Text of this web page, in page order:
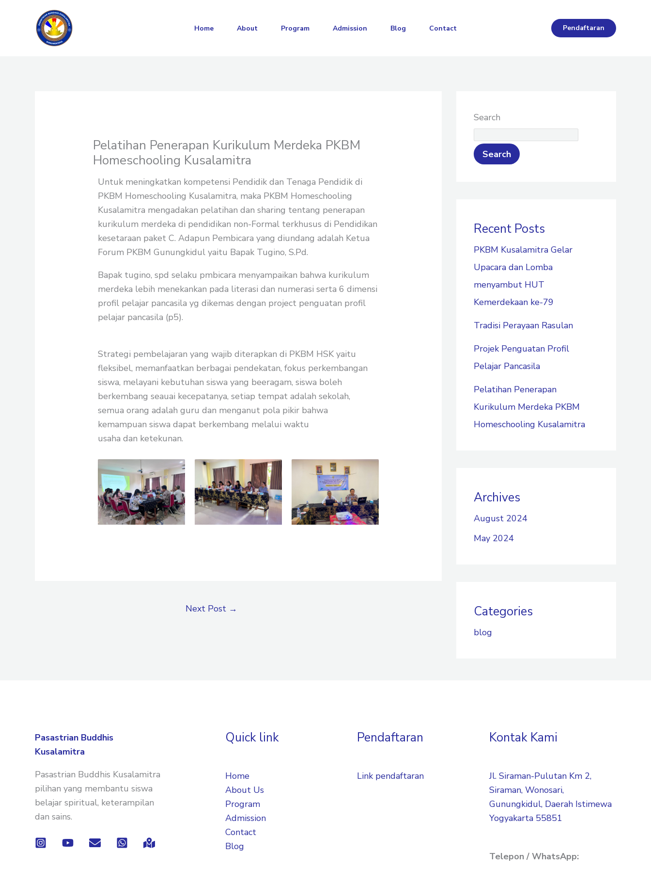
Home About Program Admission Blog Contact Pendaftaran
Pelatihan Penerapan Kurikulum Merdeka PKBM
Homeschooling Kusalamitra
Untuk meningkatkan kompetensi Pendidik dan Tenaga Pendidik di
PKBM Homeschooling Kusalamitra, maka PKBM Homeschooling
Kusalamitra mengadakan pelatihan dan sharing tentang penerapan
kurikulum merdeka di pendidikan non-Formal terkhusus di Pendidikan
kesetaraan paket C. Adapun Pembicara yang diundang adalah Ketua
Forum PKBM Gunungkidul yaitu Bapak Tugino, S.Pd.
Bapak tugino, spd selaku pmbicara menyampaikan bahwa kurikulum
merdeka lebih menekankan pada literasi dan numerasi serta 6 dimensi
profil pelajar pancasila yg dikemas dengan project penguatan profil
pelajar pancasila (p5).
Strategi pembelajaran yang wajib diterapkan di PKBM HSK yaitu
fleksibel, memanfaatkan berbagai pendekatan, fokus perkembangan
siswa, melayani kebutuhan siswa yang beeragam, siswa boleh
berkembang seauai kecepatanya, setiap tempat adalah sekolah,
semua orang adalah guru dan menganut pola pikir bahwa
kemampuan siswa dapat berkembang melalui waktu
usaha dan ketekunan.
Next Post →
Search
Search
Recent Posts
PKBM Kusalamitra Gelar
Upacara dan Lomba
menyambut HUT
Kemerdekaan ke-79
Tradisi Perayaan Rasulan
Projek Penguatan Profil
Pelajar Pancasila
Pelatihan Penerapan
Kurikulum Merdeka PKBM
Homeschooling Kusalamitra
Archives
August 2024
May 2024
Categories
blog
Pasastrian Buddhis
Kusalamitra
Pasastrian Buddhis Kusalamitra
pilihan yang membantu siswa
belajar spiritual, keterampilan
dan sains.
Quick link
Home
About Us
Program
Admission
Contact
Blog
Pendaftaran
Link pendaftaran
Kontak Kami
Jl. Siraman-Pulutan Km 2,
Siraman, Wonosari,
Gunungkidul, Daerah Istimewa
Yogyakarta 55851
Telepon / WhatsApp: